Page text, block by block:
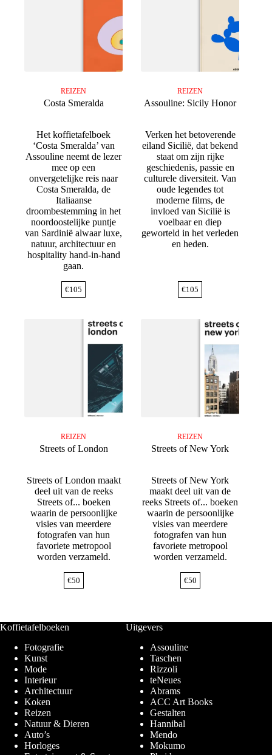
REIZEN
Costa Smeralda
Het koffietafelboek
‘Costa Smeralda’ van
Assouline neemt de lezer
mee op een
onvergetelijke reis naar
Costa Smeralda, de
Italiaanse
droombestemming in het
noordoostelijke puntje
van Sardinië alwaar luxe,
natuur, architectuur en
hospitality hand-in-hand
gaan.
€105
REIZEN
Assouline: Sicily Honor
Verken het betoverende
eiland Sicilië, dat bekend
staat om zijn rijke
geschiedenis, passie en
culturele diversiteit. Van
oude legendes tot
moderne films, de
invloed van Sicilië is
voelbaar en diep
geworteld in het verleden
en heden.
€105
REIZEN
Streets of London
Streets of London maakt
deel uit van de reeks
Streets of... boeken
waarin de persoonlijke
visies van meerdere
fotografen van hun
favoriete metropool
worden verzameld.
€50
REIZEN
Streets of New York
Streets of New York
maakt deel uit van de
reeks Streets of... boeken
waarin de persoonlijke
visies van meerdere
fotografen van hun
favoriete metropool
worden verzameld.
€50
Koffietafelboeken
Fotografie
Kunst
Mode
Interieur
Architectuur
Koken
Reizen
Natuur & Dieren
Auto’s
Horloges
Uitgevers
Assouline
Taschen
Rizzoli
teNeues
Abrams
ACC Art Books
Gestalten
Hannibal
Mendo
Mokumo